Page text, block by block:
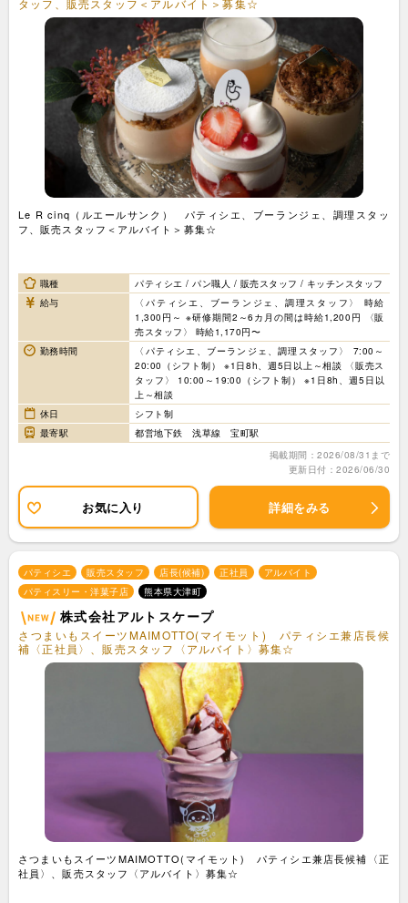
タッフ、販売スタッフ＜アルバイト＞募集☆
Le R cinq（ルエールサンク） パティシエ、ブーランジェ、調理スタッ
フ、販売スタッフ＜アルバイト＞募集☆
職種
パティシエ / パン職人 / 販売スタッフ / キッチンスタッフ
給与
〈パティシエ、ブーランジェ、調理スタッフ〉 時給
1,300円～ ※研修期間2～6カ月の間は時給1,200円 〈販
売スタッフ〉 時給1,170円〜
勤務時間
〈パティシエ、ブーランジェ、調理スタッフ〉 7:00～
20:00（シフト制） ※1日8h、週5日以上～相談 〈販売ス
タッフ〉 10:00～19:00（シフト制） ※1日8h、週5日以
上～相談
休日
シフト制
最寄駅
都営地下鉄 浅草線 宝町駅
掲載期間：2026/08/31まで
更新日付：2026/06/30
お気に入り 詳細をみる
パティシエ 販売スタッフ 店長(候補) 正社員
アルバイト
パティスリー・洋菓子店
熊本県大津町
株式会社アルトスケープ
さつまいもスイーツMAIMOTTO(マイモット) パティシエ兼店長候
補〈正社員〉、販売スタッフ〈アルバイト〉募集☆
さつまいもスイーツMAIMOTTO(マイモット) パティシエ兼店長候補〈正
社員〉、販売スタッフ〈アルバイト〉募集☆